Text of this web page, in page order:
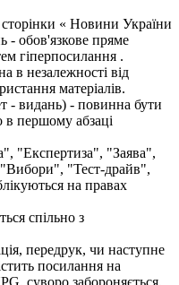
сторінки « Новини України
- обов'язкове пряме
гіперпосилання .
в незалежності від
матеріалів.
- видань) - повинна бути
в першому абзаці
"Експертиза", "Заява",
"Тест-драйв",
на правах
спільно з
передрук, чи наступне
посилання на
суворо забороняється.